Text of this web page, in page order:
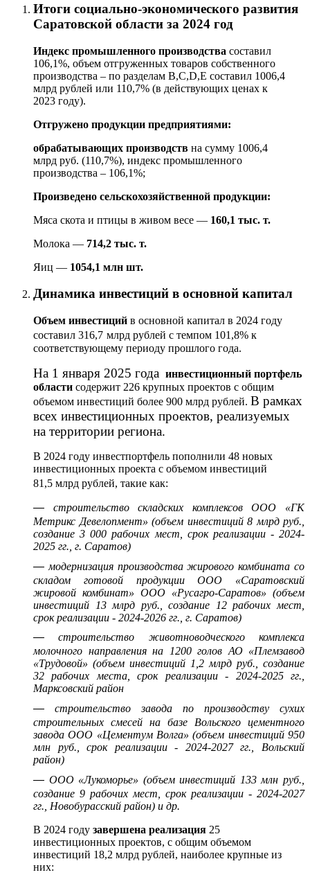
Итоги социально-экономического развития
Саратовской области за 2024 год
Индекс промышленного производства составил
106,1%, объем отгруженных товаров собственного
производства – по разделам В,С,D,Е составил 1006,4
млрд рублей или 110,7% (в действующих ценах к
2023 году).
Отгружено продукции предприятиями:
обрабатывающих производств на сумму 1006,4
млрд руб. (110,7%), индекс промышленного
производства – 106,1%;
Произведено сельскохозяйственной продукции:
Мяса скота и птицы в живом весе — 160,1 тыс. т.
Молока — 714,2 тыс. т.
Яиц — 1054,1 млн шт.
Динамика инвестиций в основной капитал
Объем инвестиций в основной капитал в 2024 году
составил 316,7 млрд рублей с темпом 101,8% к
соответствующему периоду прошлого года.
На 1 января 2025 года инвестиционный портфель
области содержит 226 крупных проектов с общим
объемом инвестиций более 900 млрд рублей. В рамках
всех инвестиционных проектов, реализуемых
на территории региона.
В 2024 году инвестпортфель пополнили 48 новых
инвестиционных проекта с объемом инвестиций
81,5 млрд рублей, такие как:
— строительство складских комплексов ООО «ГК
Метрикс Девелопмент» (объем инвестиций 8 млрд руб.,
создание 3 000 рабочих мест, срок реализации - 2024-
2025 гг., г. Саратов)
— модернизация производства жирового комбината со
складом готовой продукции ООО «Саратовский
жировой комбинат» ООО «Русагро-Саратов» (объем
инвестиций 13 млрд руб., создание 12 рабочих мест,
срок реализации - 2024-2026 гг., г. Саратов)
—строительство животноводческого комплекса
молочного направления на 1200 голов АО «Племзавод
«Трудовой» (объем инвестиций 1,2 млрд руб., создание
32 рабочих места, срок реализации - 2024-2025 гг.,
Марксовский район
— строительство завода по производству сухих
строительных смесей на базе Вольского цементного
завода ООО «Цементум Волга» (объем инвестиций 950
млн руб., срок реализации - 2024-2027 гг., Вольский
район)
— ООО «Лукоморье» (объем инвестиций 133 млн руб.,
создание 9 рабочих мест, срок реализации - 2024-2027
гг., Новобурасский район) и др.
В 2024 году завершена реализация 25
инвестиционных проектов, с общим объемом
инвестиций 18,2 млрд рублей, наиболее крупные из
них: